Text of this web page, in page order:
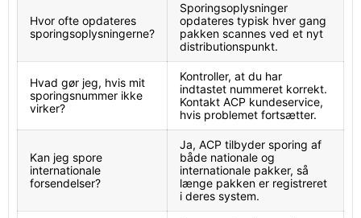
Hvor ofte opdateres
sporingsoplysningerne?
Sporingsoplysninger
opdateres typisk hver gang
pakken scannes ved et nyt
distributionspunkt.
Hvad gør jeg, hvis mit
sporingsnummer ikke
virker?
Kontroller, at du har
indtastet nummeret korrekt.
Kontakt ACP kundeservice,
hvis problemet fortsætter.
Kan jeg spore
internationale
forsendelser?
Ja, ACP tilbyder sporing af
både nationale og
internationale pakker, så
længe pakken er registreret
i deres system.